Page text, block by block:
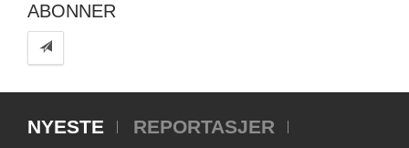
ABONNER
NYESTE
REPORTASJER